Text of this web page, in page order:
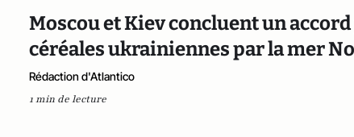
Moscou et Kiev concluent un
céréales ukrainiennes par la mer
Rédaction d'Atlantico
1 min de lecture